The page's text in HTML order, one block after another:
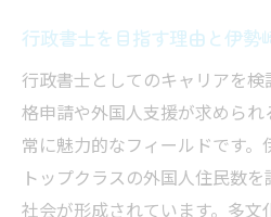
点
実際の行政書士現場
行政書士業務で学ぶ
識
行政書士が直面する
外国人も行政書士になれ
行政書士を目指す理由と伊勢
行政書士としてのキャリアを
格申請や外国人支援が求めら
常に魅力的なフィールドです
トップクラスの外国人住民数
社会が形成されています。多